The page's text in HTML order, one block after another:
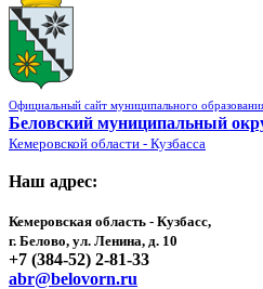
Официальный сайт муниципального
Беловский муниципальный
Кемеровской области - Кузбасса
Наш адрес:
Кемеровская область - Кузбасс,
г. Белово, ул. Ленина, д. 10
+7 (384-52) 2-81-33
abr@belovorn.ru